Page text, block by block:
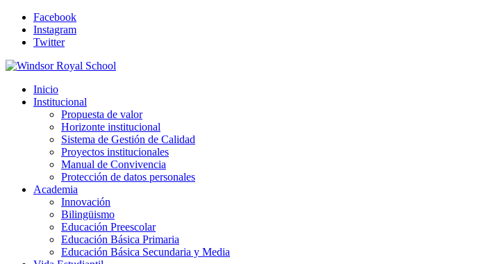
Facebook
Instagram
Twitter
Inicio
Institucional
Propuesta de valor
Horizonte institucional
Sistema de Gestión de Calidad
Proyectos institucionales
Manual de Convivencia
Protección de datos personales
Academia
Innovación
Bilingüismo
Educación Preescolar
Educación Básica Primaria
Educación Básica Secundaria y Media